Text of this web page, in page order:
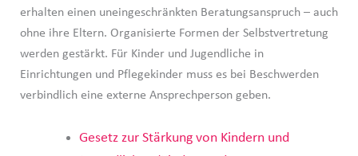
erhalten einen uneingeschränkten Beratungsanspruch – auch
ohne ihre Eltern. Organisierte Formen der Selbstvertretung
werden gestärkt. Für Kinder und Jugendliche in
Einrichtungen und Pflegekinder muss es bei Beschwerden
verbindlich eine externe Ansprechperson geben.
Gesetz zur Stärkung von Kindern und